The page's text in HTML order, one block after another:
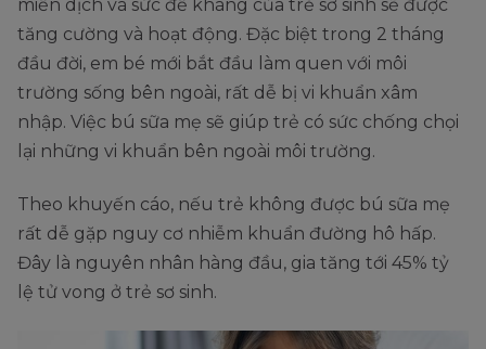
miễn dịch và sức đề kháng của trẻ sơ sinh sẽ được
tăng cường và hoạt động. Đặc biệt trong 2 tháng
đầu đời, em bé mới bắt đầu làm quen với môi
trường sống bên ngoài, rất dễ bị vi khuẩn xâm
nhập. Việc bú sữa mẹ sẽ giúp trẻ có sức chống chọi
lại những vi khuẩn bên ngoài môi trường.
Theo khuyến cáo, nếu trẻ không được bú sữa mẹ
rất dễ gặp nguy cơ nhiễm khuẩn đường hô hấp.
Đây là nguyên nhân hàng đầu, gia tăng tới 45% tỷ
lệ tử vong ở trẻ sơ sinh.